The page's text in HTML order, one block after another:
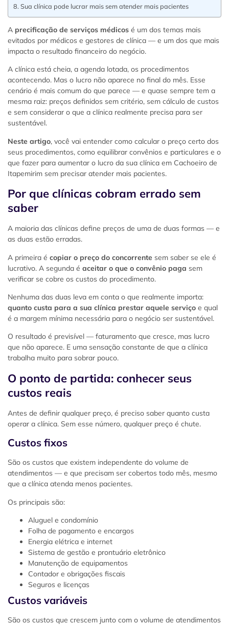
Sua clínica pode lucrar mais sem atender mais pacientes
A precificação de serviços médicos é um dos temas mais
evitados por médicos e gestores de clínica — e um dos que mais
impacta o resultado financeiro do negócio.
A clínica está cheia, a agenda lotada, os procedimentos
acontecendo. Mas o lucro não aparece no final do mês. Esse
cenário é mais comum do que parece — e quase sempre tem a
mesma raiz: preços definidos sem critério, sem cálculo de custos
e sem considerar o que a clínica realmente precisa para ser
sustentável.
Neste artigo, você vai entender como calcular o preço certo dos
seus procedimentos, como equilibrar convênios e particulares e o
que fazer para aumentar o lucro da sua clínica em Cachoeiro de
Itapemirim sem precisar atender mais pacientes.
Por que clínicas cobram errado sem
saber
A maioria das clínicas define preços de uma de duas formas — e
as duas estão erradas.
A primeira é copiar o preço do concorrente sem saber se ele é
lucrativo. A segunda é aceitar o que o convênio paga sem
verificar se cobre os custos do procedimento.
Nenhuma das duas leva em conta o que realmente importa:
quanto custa para a sua clínica prestar aquele serviço e qual
é a margem mínima necessária para o negócio ser sustentável.
O resultado é previsível — faturamento que cresce, mas lucro
que não aparece. E uma sensação constante de que a clínica
trabalha muito para sobrar pouco.
O ponto de partida: conhecer seus
custos reais
Antes de definir qualquer preço, é preciso saber quanto custa
operar a clínica. Sem esse número, qualquer preço é chute.
Custos fixos
São os custos que existem independente do volume de
atendimentos — e que precisam ser cobertos todo mês, mesmo
que a clínica atenda menos pacientes.
Os principais são:
Aluguel e condomínio
Folha de pagamento e encargos
Energia elétrica e internet
Sistema de gestão e prontuário eletrônico
Manutenção de equipamentos
Contador e obrigações fiscais
Seguros e licenças
Custos variáveis
São os custos que crescem junto com o volume de atendimentos